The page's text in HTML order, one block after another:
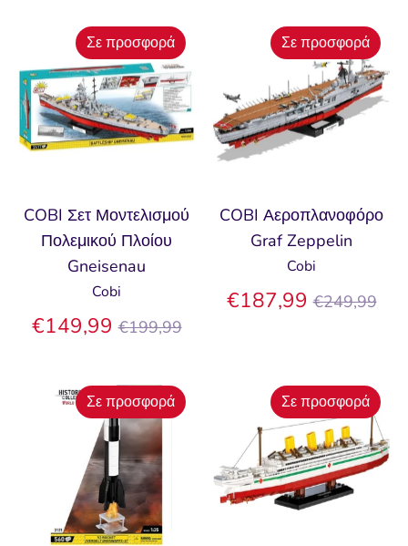
COBI Σετ Μοντελισμού
Πολεμικού Πλοίου
Gneisenau
Cobi
€149,99 Κανονική
€199,99
Σε προσφορά
COBI Αεροπλανοφόρο
Graf Zeppelin
Cobi
€187,99 Κανονική
€249,99
Σε προσφορά
Σε προσφορά Σε προσφορά